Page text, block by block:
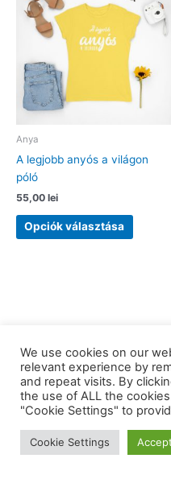
Anya
A legjobb anyós a világon
póló
55,00 lei
Opciók választása
Ennek
a
a
ki
Copyright © 2026
We use cookies on our
relevant experience by
and repeat visits. By
the use of ALL the
"Cookie Settings" to
Cookie Settings